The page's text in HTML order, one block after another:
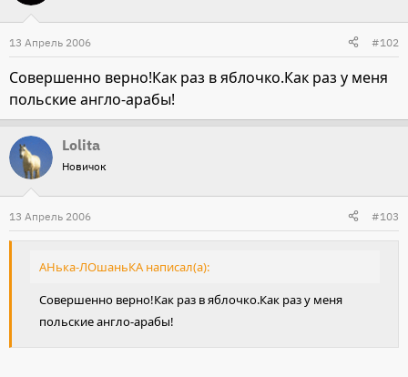
13 Апрель 2006 #102
Совершенно верно!Как раз в яблочко.Как раз у меня
польские англо-арабы!
Lolita
Новичок
13 Апрель 2006 #103
АНька-ЛОшаньКА написал(а):
Совершенно верно!Как раз в яблочко.Как раз у меня
польские англо-арабы!